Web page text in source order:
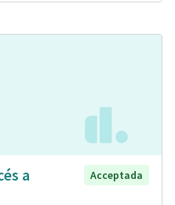
a
Acceptada